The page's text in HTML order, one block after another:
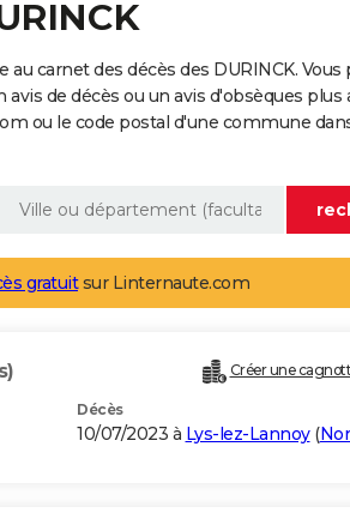
carnet des décès des DURINCK. Vous
de décès ou un avis d'obsèques plus
ou le code postal d'une commune
gratuitsur Linternaute.com
Créer une
Décès
10/07/2023 à Lys-lez-Lannoy(